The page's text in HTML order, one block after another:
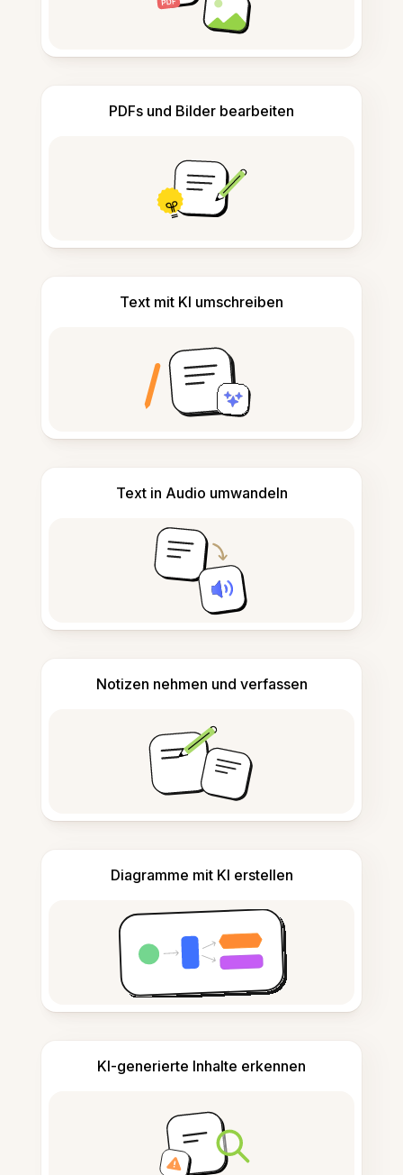
PDFs und Bilder bearbeiten
Text mit KI umschreiben
Text in Audio umwandeln
Notizen nehmen und verfassen
Diagramme mit KI erstellen
KI-generierte Inhalte erkennen